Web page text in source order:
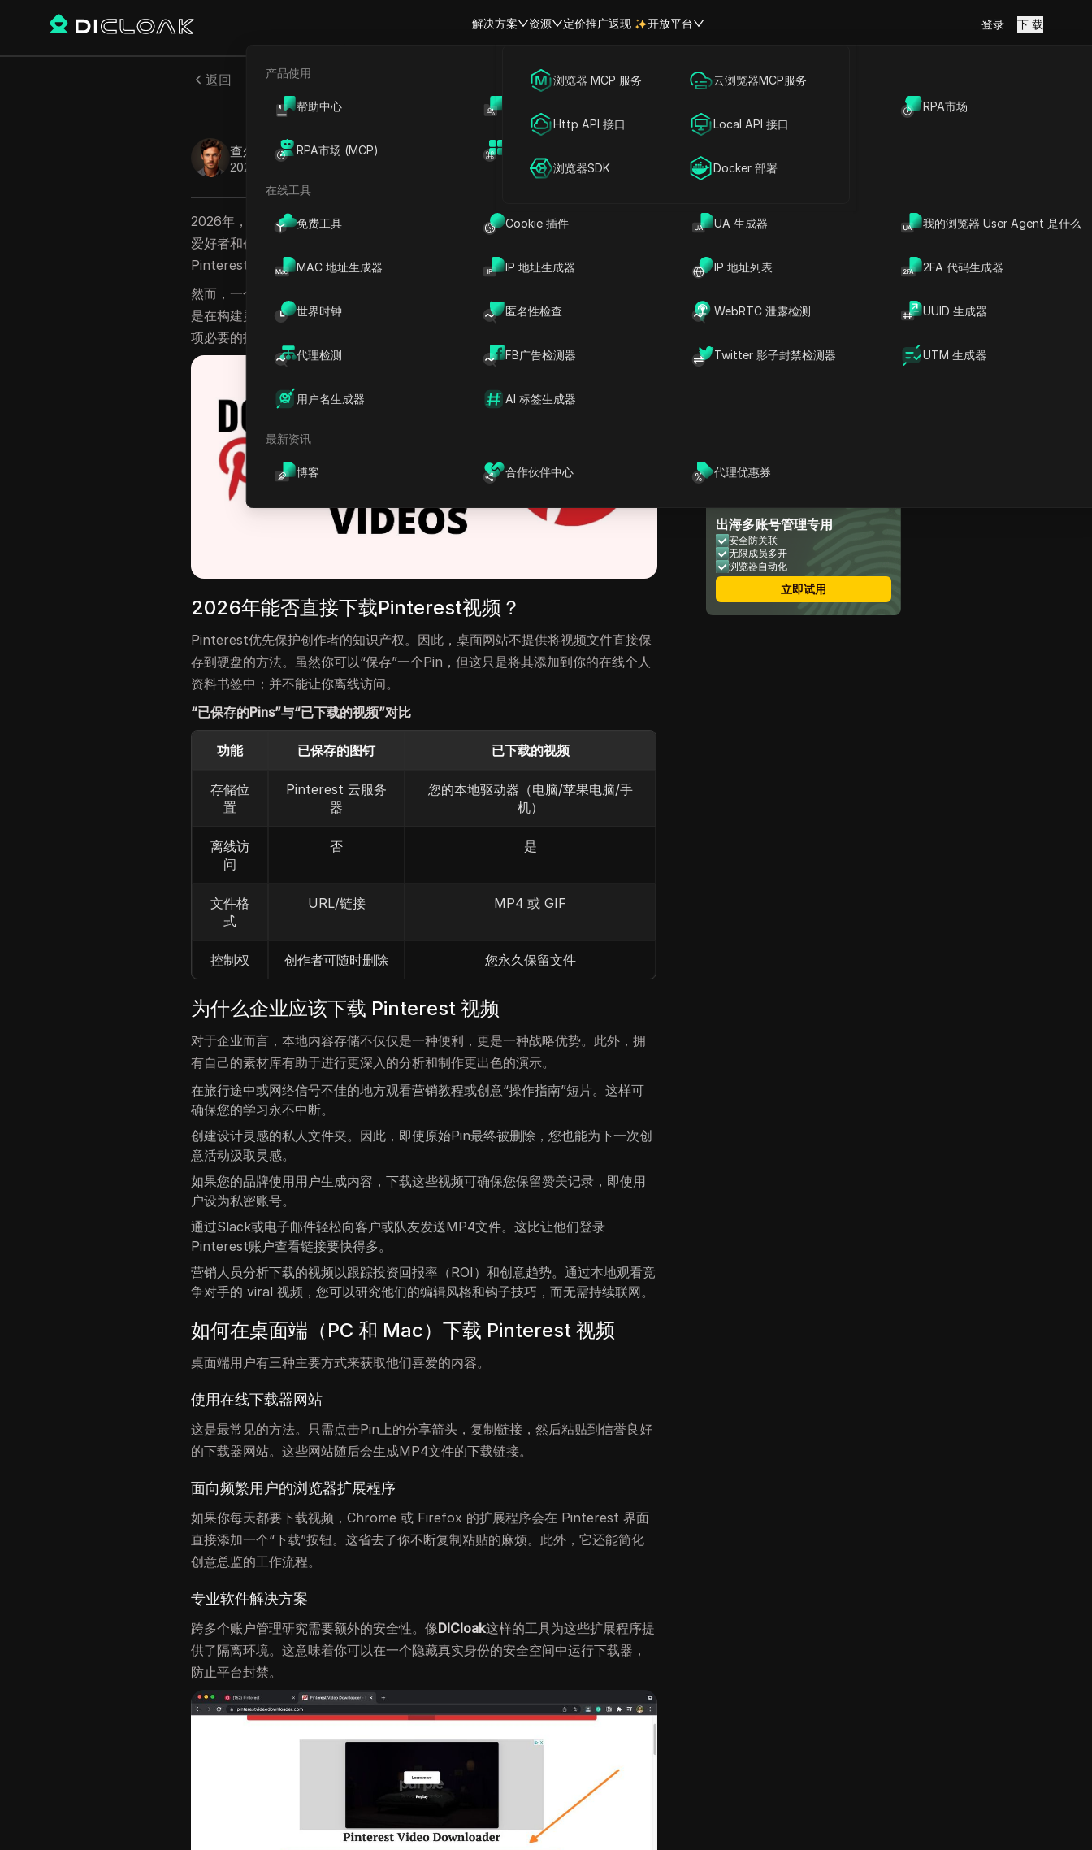
解决方案
海外社媒营销
广告投放
账号共享
资源
产品使用
帮助中心 RPA市场
RPA市场 (MCP)
在线工具
免费工具 Cookie 插件 UA 生成器 我的浏览器 User Agent 是什么
MAC 地址生成器 IP 地址生成器 IP 地址列表 2FA 代码生成器
世界时钟 匿名性检查 WebRTC 泄露检测 UUID 生成器
代理检测 FB广告检测器 Twitter 影子封禁检测器 UTM 生成器
用户名生成器 AI 标签生成器
最新资讯
博客 合作伙伴中心 代理优惠券
定价推广返现 开放平台
浏览器 MCP 服务 云浏览器MCP服务
Http API 接口 Local API 接口
浏览器SDK Docker 部署
登录 下 载
返回
终极指南：2026年如何下载Pinterest视频
查尔斯·马丁内斯
2026年1月 分享给 Copy Link
2026年，Pinterest已巩固其作为顶级视觉搜索引擎的地位。对于营销人员、DIY
爱好者和创作者而言，它是高质量教程和创意趋势的重要来源。事实上，
Pinterest视频的可视性比大多数其他社交平台高出3倍，完成率高出2倍。
然而，一个常见的障碍仍然存在：Pinterest的桌面版缺乏原生下载按钮。无论你
是在构建灵感库还是保存教程以供离线使用，了解如何下载Pinterest视频
项必要的技能。
2026年能否直接下载Pinterest视频？
Pinterest优先保护创作者的知识产权。因此，桌面网站不提供将视频文件直接保
存到硬盘的方法。虽然你可以“保存”一个Pin，但这只是将其添加到你的在线个人
资料书签中；并不能让你离线访问。
“已保存的Pins”与“已下载的视频”对比
功能 已保存的图钉 已下载的视频
存储位
置
Pinterest 云服务
器
您的本地驱动器（电脑/苹果电脑/手
机）
离线访
问
否 是
文件格
式
URL/链接 MP4 或 GIF
控制权 创作者可随时删除 您永久保留文件
为什么企业应该下载 Pinterest 视频
对于企业而言，本地内容存储不仅仅是一种便利，更是一种战略优势。此外，拥
有自己的素材库有助于进行更深入的分析和制作更出色的演示。
在旅行途中或网络信号不佳的地方观看营销教程或创意“操作指南”短片。这样可
确保您的学习永不中断。
创建设计灵感的私人文件夹。因此，即使原始Pin最终被删除，您也能为下一次创
意活动汲取灵感。
如果您的品牌使用用户生成内容，下载这些视频可确保您保留赞美记录，即使用
户设为私密账号。
通过Slack或电子邮件轻松向客户或队友发送MP4文件。这比让他们登录
Pinterest账户查看链接要快得多。
营销人员分析下载的视频以跟踪投资回报率（ROI）和创意趋势。通过本地观看竞
争对手的 viral 视频，您可以研究他们的编辑风格和钩子技巧，而无需持续联网。
如何在桌面端（PC 和 Mac）下载 Pinterest 视频
桌面端用户有三种主要方式来获取他们喜爱的内容。
使用在线下载器网站
这是最常见的方法。只需点击Pin上的分享箭头，复制链接，然后粘贴到信誉良好
的下载器网站。这些网站随后会生成MP4文件的下载链接。
面向频繁用户的浏览器扩展程序
如果你每天都要下载视频，Chrome 或 Firefox 的扩展程序会在 Pinterest 界面
直接添加一个“下载”按钮。这省去了你不断复制粘贴的麻烦。此外，它还能简化
创意总监的工作流程。
专业软件解决方案
跨多个账户管理研究需要额外的安全性。像DICloak这样的工具为这些扩展程序提
供了隔离环境。这意味着你可以在一个隐藏真实身份的安全空间中运行下载器，
防止平台封禁。
Pinterest视频？
如何在手机（Android 和
视频
高级方法：使用DICloak批量
下载Pinterest视频
如何从 Pinterest 下载照片
和 GIF
关于如何下载Pinterest视频
的常见问题
出海多账号管理专用
安全防关联
无限成员多开
浏览器自动化
立即试用